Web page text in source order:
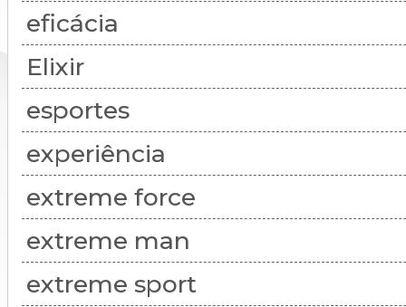
eficácia
Elixir
esportes
experiência
extreme force
extreme man
extreme sport